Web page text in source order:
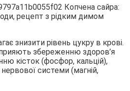
знизити рівень цукру в крові.
збереженню здоров’я
кісток (фосфор, кальцій),
системи (магній,